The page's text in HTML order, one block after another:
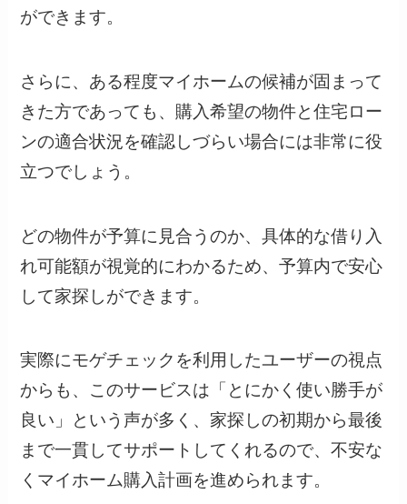
ができます。
さらに、ある程度マイホームの候補が固まって
きた方であっても、購入希望の物件と住宅ロー
ンの適合状況を確認しづらい場合には非常に役
立つでしょう。
どの物件が予算に見合うのか、具体的な借り入
れ可能額が視覚的にわかるため、予算内で安心
して家探しができます。
実際にモゲチェックを利用したユーザーの視点
からも、このサービスは「とにかく使い勝手が
良い」という声が多く、家探しの初期から最後
まで一貫してサポートしてくれるので、不安な
くマイホーム購入計画を進められます。